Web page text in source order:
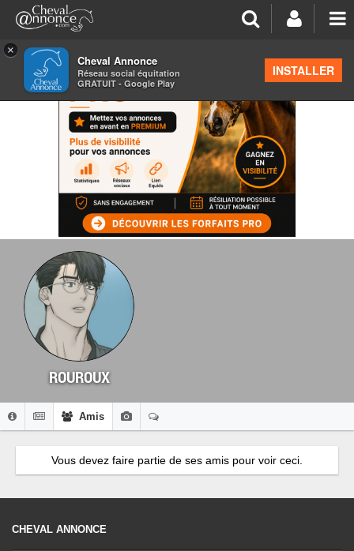
×
Cheval Annonce
Réseau social équitation
GRATUIT - Google Play
INSTALLER
ROUROUX
Amis
Vous devez faire partie de ses amis pour voir ceci.
CHEVAL ANNONCE